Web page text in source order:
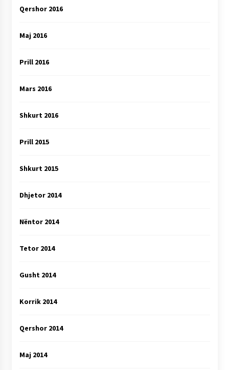
Qershor 2016
Maj 2016
Prill 2016
Mars 2016
Shkurt 2016
Prill 2015
Shkurt 2015
Dhjetor 2014
Nëntor 2014
Tetor 2014
Gusht 2014
Korrik 2014
Qershor 2014
Maj 2014